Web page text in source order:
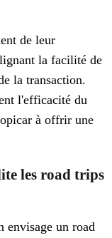
de leur
la facilité de
la transaction.
l'efficacité du
à offrir une
les road trips
envisage un road